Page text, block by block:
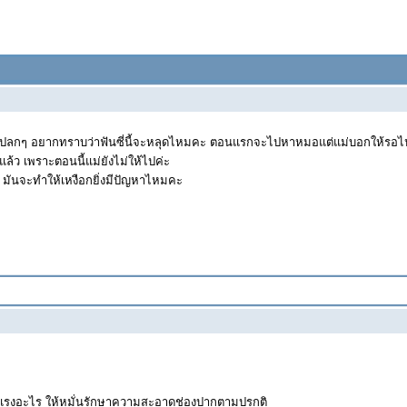
ลกๆ อยากทราบว่าฟันซี่นี้จะหลุดไหมคะ ตอนแรกจะไปหาหมอแต่แม่บอกให้ร
ว เพราะตอนนี้แม่ยังไม่ให้ไปค่ะ
นจะทำให้เหงือกยิ่งมีปัญหาไหมคะ
งอะไร ให้หมั่นรักษาความสะอาดช่องปากตามปรกติ